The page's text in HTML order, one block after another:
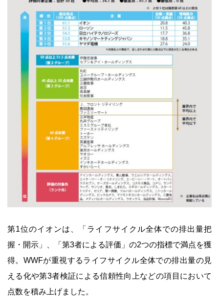
第1位のイオンは、「ライフサイクル全体での排出量把
握・開示」、「第3者による評価」の2つの指標で満点を獲
得。WWFが重視するライフサイクル全体での排出量の見
える化や第3者検証による信頼性向上などの項目において
点数を積み上げました。